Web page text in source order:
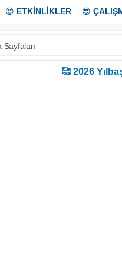
😍 ETKİNLİKLER 😎
Sayfaları
🥰 2026